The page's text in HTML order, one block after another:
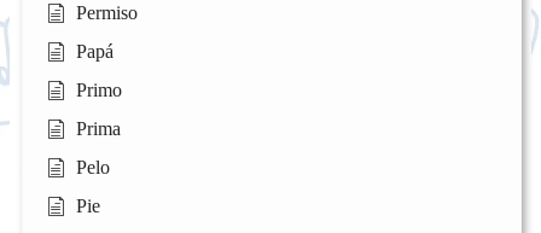
Permiso
Papá
Primo
Prima
Pelo
Pie